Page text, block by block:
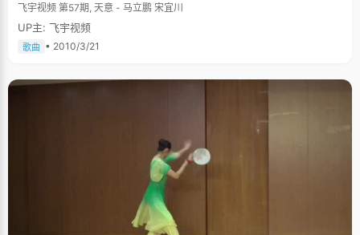
飞宇视频 第57期, 天意 - 马立鹏 宋宜川
UP主: 飞宇视频
歌曲 • 2010/3/21